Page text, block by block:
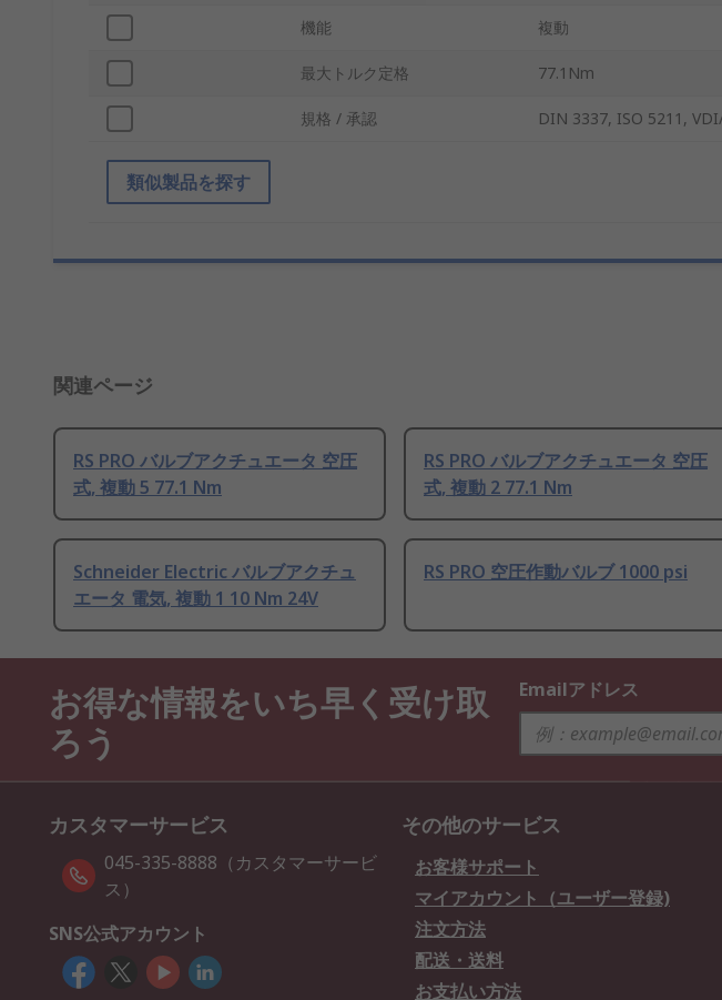
機能 複動
最大トルク定格 77.1Nm
規格 / 承認 DIN 3337, ISO 5211,
類似製品を探す
関連ページ
RS PRO バルブアクチュエータ 空圧
式, 複動 5 77.1 Nm
RS PRO バルブアクチュエータ 空圧
式, 複動 2 77.1 Nm
Schneider Electric バルブアクチュ
エータ 電気, 複動 1 10 Nm 24V
RS PRO 空圧作動バルブ 1000 psi
お得な情報をいち早く受け取
ろう
Emailアドレス
カスタマーサービス
045-335-8888（カスタマーサービ
ス）
SNS公式アカウント
その他のサービス
お客様サポート
マイアカウント（ユーザー登録)
注文方法
配送・送料
お支払い方法